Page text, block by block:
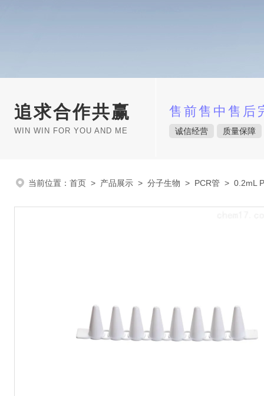
追求合作共赢
WIN WIN FOR YOU AND ME
售前售中售后
诚信经营 质量保障
当前位置： 首页 > 产品展示 > 分子生物 > PCR管 > 0.2mL